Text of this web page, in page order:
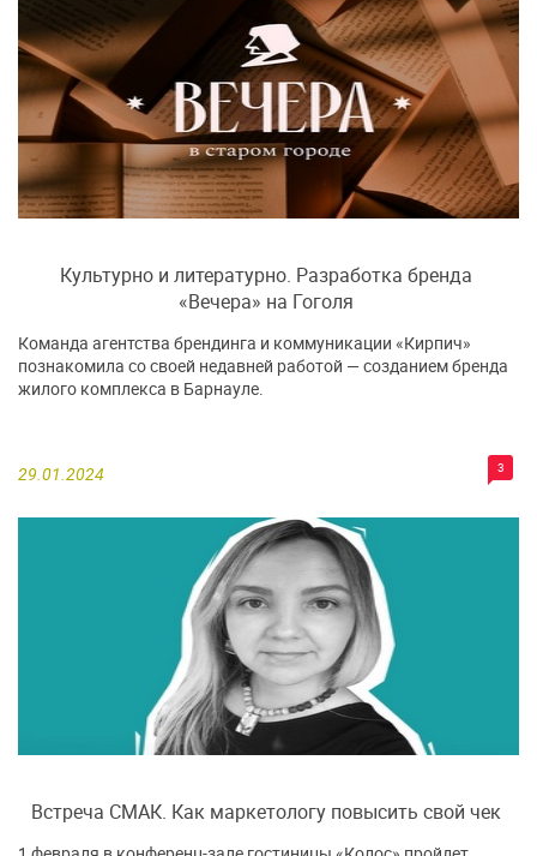
Культурно и литературно. Разработка бренда
«Вечера» на Гоголя
29.01.2024 3
Команда агентства брендинга и коммуникации «Кирпич»
познакомила со своей недавней работой — созданием бренда
жилого комплекса в Барнауле.
Встреча СМАК. Как маркетологу повысить свой чек